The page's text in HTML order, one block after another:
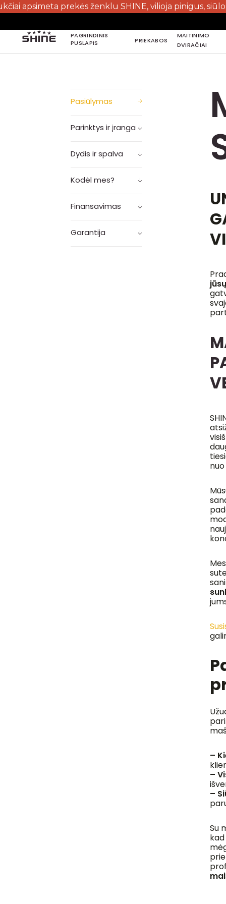
PAGRINDINIS
PUSLAPIS
PRIEKABOS
MAITINIMO
DVIRAČIAI
–
–
–
Su
Pasiūlymas
Parinktys ir įranga
Dydis ir spalva
Kodėl mes?
Finansavimas
Garantija
prekės ženklu SHINE, vilioja pinigus, siūlo